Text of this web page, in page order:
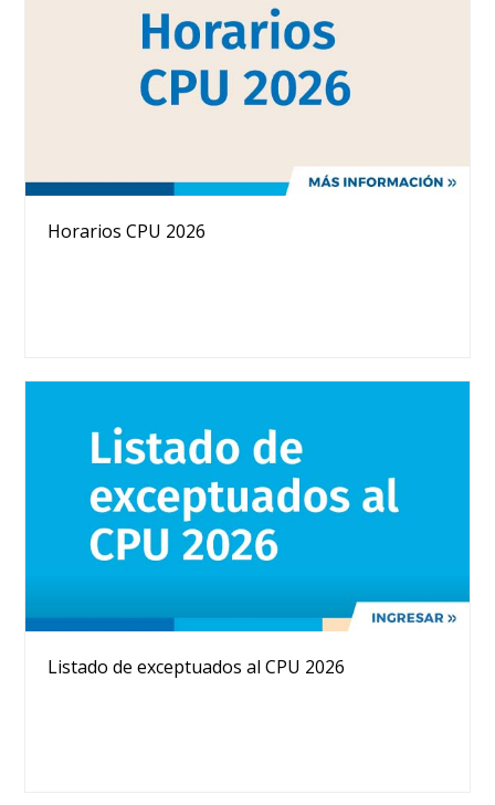
Horarios CPU 2026
Listado de exceptuados al CPU 2026